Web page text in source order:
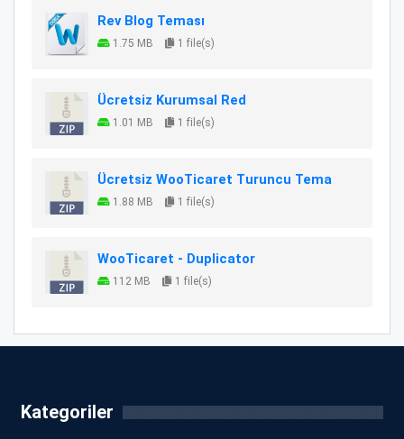
Rev Blog Teması
1.75 MB 1 file(s)
Ücretsiz Kurumsal Red
1.01 MB 1 file(s)
Ücretsiz WooTicaret Turuncu Tema
1.88 MB 1 file(s)
WooTicaret - Duplicator
112 MB 1 file(s)
Kategoriler